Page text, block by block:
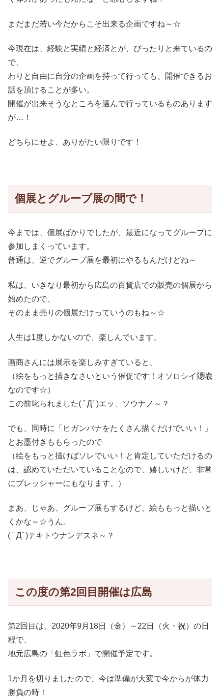
まだまだ若い今だからこそ出来る企画ですね～☆
今現在は、経験と実績と経済とが、ぴったりと来ているの
で、
わりと自由に自分の企画を持って行っても、開催できるお
話を頂けることが多い。
開催が出来そうなところを選んで行っているものあります
が…！
どちらにせよ、ありがたい限りです！
個展とグループ展の間で！
今までは、個展ばかりでしたが、最近になってグループに
参加しまくっています。
普通は、逆でグループ展を最初にやるもんだけどね～
私は、いきなり最初から広島の百貨店での販売の個展から
始めたので、
そのまま売りの個展だけっていうのもね～☆
人生は1度しかないので、楽しんでいます。
画商さんには展示を楽しみすぎていると、
（絵をもっと描きなさいという催促です！オソロシイ隠喩
なのです☆）
この前叱られました( ﾟДﾟ)エッ、ソウナノ～？
でも、同時に「ヒガンバナをたくさん描くだけでいい！」
とお墨付きももらったので
（絵をもっと描けばソレでいい！と肯定していただけるの
は、認めていただいていることなので、嬉しいけど、非常
にプレッシャーにもなります。）
まあ、じゃあ、グループ展もするけど、絵ももっと描いと
くかな～☆うん。
( ﾟДﾟ)テキトウナンデスネ～？
この度の第2回目開催は広島
第2回目は、2020年9月18日（金）～22日（火・祝）の日
程で、
地元広島の「虹色ラボ」で開催予定です。
1か月を切りましたので、今は準備が大変で今からが体力
勝負の時！